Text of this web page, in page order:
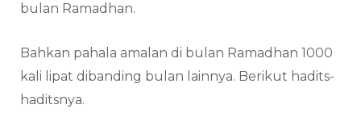
bulan Ramadhan.
Bahkan pahala amalan di bulan Ramadhan 1000
kali lipat dibanding bulan lainnya. Berikut hadits-
haditsnya.